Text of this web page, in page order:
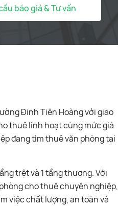
báo giá & Tư vấn
Đinh Tiên Hoàng với giao
thuê linh hoạt cùng mức giá
đang tìm thuê văn phòng tại
trệt và 1 tầng thượng. Với
cho thuê chuyên nghiệp,
việc chất lượng, an toàn và